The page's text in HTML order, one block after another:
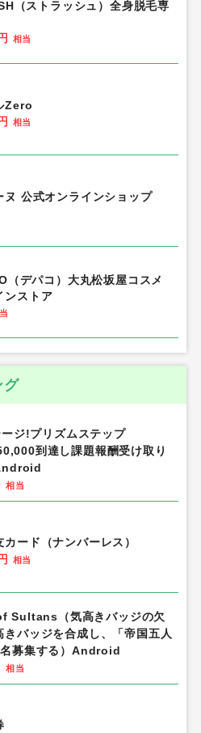
（ストラッシュ）全身脱毛専
相当
Zero
相当
ヌ 公式オンラインショップ
（デパコ）大丸松坂屋コスメ
ンストア
グ
ジ!プリズムステップ
到達し課題報酬受け取り
相当
カード（ナンバーレス）
相当
Sultans（気高きバッジの欠
きバッジを合成し、「帝国五人
募集する）Android
相当